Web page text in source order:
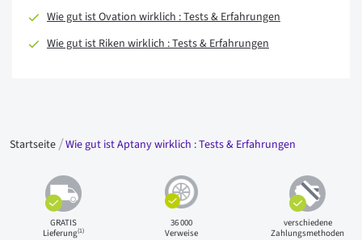
Wie gut ist Ovation wirklich : Tests & Erfahrungen
Wie gut ist Riken wirklich : Tests & Erfahrungen
Startseite Wie gut ist Aptany wirklich : Tests & Erfahrungen
GRATIS
Lieferung(1)
36 000
Verweise
verschiedene
Zahlungsmethoden